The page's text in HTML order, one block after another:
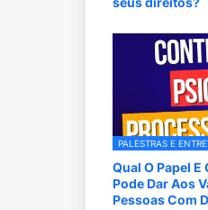
PALESTRAS E
Qual O Papel
Pode Dar Aos
Pessoas Com